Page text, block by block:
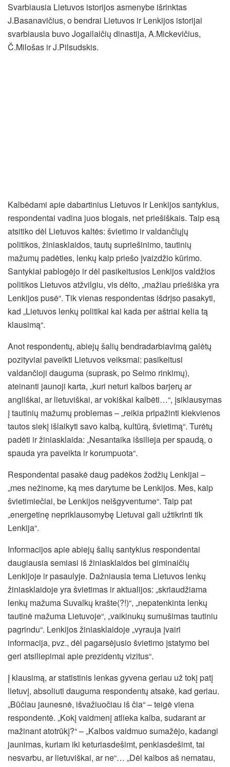
Svarbiausia Lietuvos istorijos asmenybe išrinktas
J.Basanavičius, o bendrai Lietuvos ir Lenkijos istorijai
svarbiausia buvo Jogailaičių dinastija, A.Mickevičius,
Č.Milošas ir J.Pilsudskis.
Kalbėdami apie dabartinius Lietuvos ir Lenkijos santykius,
respondentai vadina juos blogais, net priešiškais. Taip esą
atsitiko dėl Lietuvos kaltės: švietimo ir valdančiųjų
politikos, žiniasklaidos, tautų supriešinimo, tautinių
mažumų padėties, lenkų kaip priešo įvaizdžio kūrimo.
Santykiai pablogėjo ir dėl pasikeitusios Lenkijos valdžios
politikos Lietuvos atžvilgiu, vis dėlto, „mažiau priešiška yra
Lenkijos pusė“. Tik vienas respondentas išdrįso pasakyti,
kad „Lietuvos lenkų politikai kai kada per aštriai kelia tą
klausimą“.
Anot respondentų, abiejų šalių bendradarbiavimą galėtų
pozityviai paveikti Lietuvos veiksmai: pasikeitusi
valdančioji dauguma (suprask, po Seimo rinkimų),
ateinanti jaunoji karta, „kuri neturi kalbos barjerų ar
angliškai, ar lietuviškai, ar vokiškai kalbėti…“, įsiklausymas
į tautinių mažumų problemas – „reikia pripažinti kiekvienos
tautos siekį išlaikyti savo kalbą, kultūrą, švietimą“. Turėtų
padėti ir žiniasklaida: „Nesantaika išsilieja per spaudą, o
spauda yra paveikta ir korumpuota“.
Respondentai pasakė daug padėkos žodžių Lenkijai –
„mes nežinome, ką mes darytume be Lenkijos. Mes, kaip
švietimiečiai, be Lenkijos neišgyventume“. Taip pat
„energetinę nepriklausomybę Lietuvai gali užtikrinti tik
Lenkija“.
Informacijos apie abiejų šalių santykius respondentai
daugiausia semiasi iš žiniasklaidos bei giminaičių
Lenkijoje ir pasaulyje. Dažniausia tema Lietuvos lenkų
žiniasklaidoje yra švietimas ir aktualijos: „skriaudžiama
lenkų mažuma Suvalkų krašte(?!)“, „nepatenkinta lenkų
tautinė mažuma Lietuvoje“, „vaikinukų sumušimas tautiniu
pagrindu“. Lenkijos žiniasklaidoje „vyrauja įvairi
informacija, pvz., dėl pagarsėjusio švietimo įstatymo bei
geri atsiliepimai apie prezidentų vizitus“.
Į klausimą, ar statistinis lenkas gyvena geriau už tokį patį
lietuvį, absoliuti dauguma respondentų atsakė, kad geriau.
„Būčiau jaunesnė, išvažiuočiau iš čia“ – teigė viena
respondentė. „Kokį vaidmenį atlieka kalba, sudarant ar
mažinant atotrūkį?“ – „Kalbos vaidmuo sumažėjo, kadangi
jaunimas, kuriam iki keturiasdešimt, penkiasdešimt, tai
nesvarbu, ar lietuviškai, ar ne“… „Dėl kalbos aš nematau,